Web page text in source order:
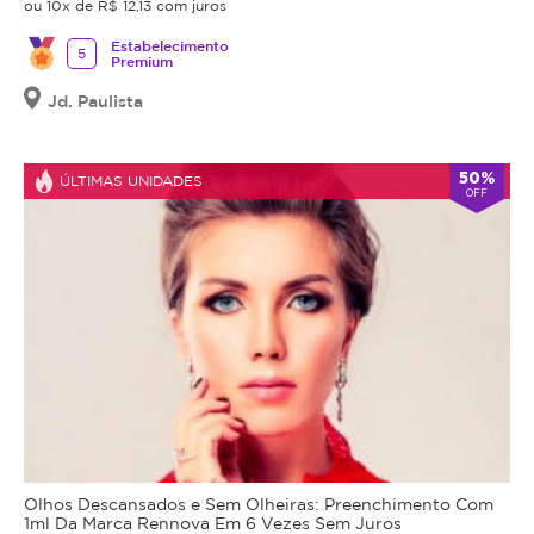
o
procedimento,
fazer
e
esclarecer
seja
indicação,
a
pele
preparada
para
os
ativos
procedimentos.
emoliente
do
ou 10x de R$ 12,13 com juros
5
Estabelecimento
Premium
Jd. Paulista
ÚLTIMAS UNIDADES 50%
OFF
Olhos Descansados e Sem Olheiras: Preenchimento Com
1ml Da Marca Rennova Em 6 Vezes Sem Juros